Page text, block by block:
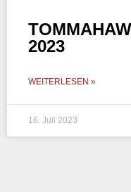
2023
WEITERLESEN »
16. Juli 2023